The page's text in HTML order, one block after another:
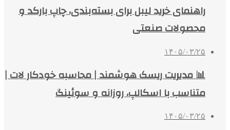
راهنمای خرید لیبل برای بسته‌بندی، چاپ بارکد و
محصولات صنعتی
۱۴۰۵/۰۳/۲۵
📊 مدیریت ریسک هوشمند | محاسبه خودکار لات |
متناسب با اسکالپ، روزانه و سوئینگ
۱۴۰۵/۰۳/۲۵